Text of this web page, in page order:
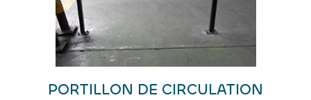
PORTILLON DE CIRCULATION